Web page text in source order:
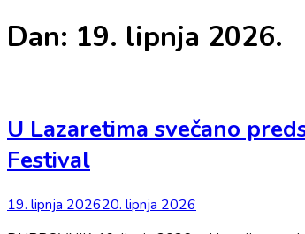
Dan: 19. lipnja 2026.
U Lazaretima svečano
Festival
19. lipnja 202620. lipnja 2026